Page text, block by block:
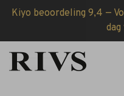
Kiyo beoordeling 9,4 —